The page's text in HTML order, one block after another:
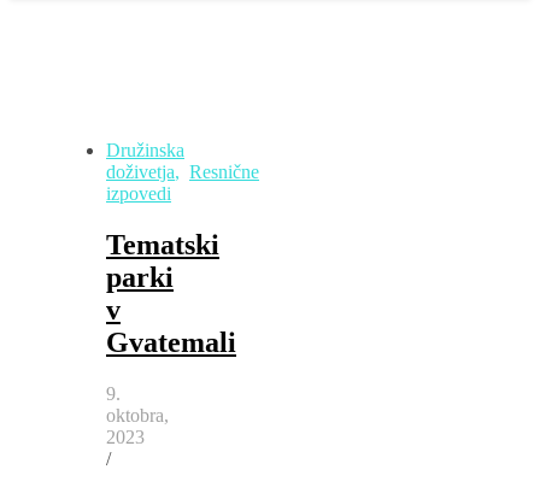
Družinska
doživetja, Resnične
izpovedi
Tematski
parki
v
Gvatemali
9.
oktobra,
2023
/